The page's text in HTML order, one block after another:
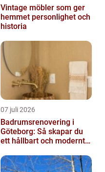
Vintage möbler som ger
hemmet personlighet och
historia
07 juli 2026
Badrumsrenovering i
Göteborg: Så skapar du
ett hållbart och modernt